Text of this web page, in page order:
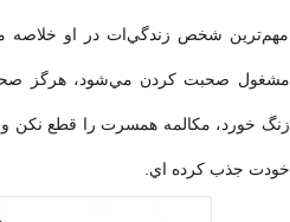
مهم‌ترين شخص زندگي‌ات در او خلاصه
مشغول صحبت كردن مي‌شود، هرگز
زنگ خورد، مكالمه همسرت را قطع نكن
خودت جذب كرده اي.